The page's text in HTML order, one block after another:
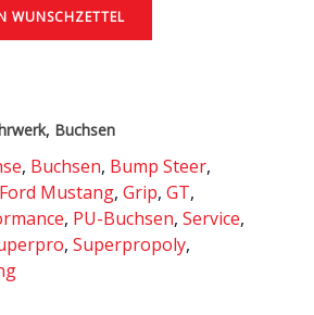
WUNSCHZETTEL
, Buchsen
, Buchsen, Bump Steer,
Ford Mustang,Grip,GT,
, PU-Buchsen,Service,
,Superpropoly,